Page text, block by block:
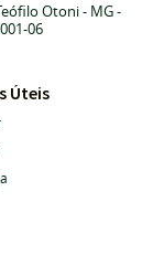
Otoni- MG-
06
Úteis